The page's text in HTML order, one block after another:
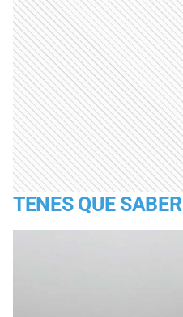
TENES QUE SABER